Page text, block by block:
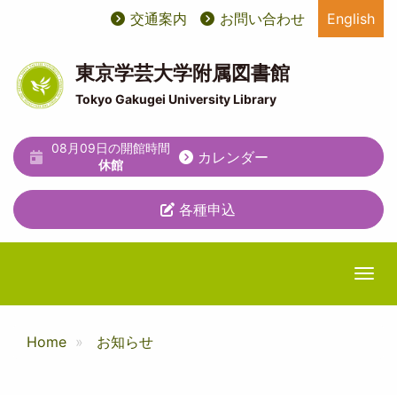
ツ
に
動
User
account
menu
ユ
ー
テ
ィ
リ
テ
ィ
メ
ュ
ー
交通案内 お問い合わせ English
東京学芸大学附属図書館
Tokyo Gakugei University Library
08月09日の開館時間
休館
カレンダー
各種申込
Home お知らせ